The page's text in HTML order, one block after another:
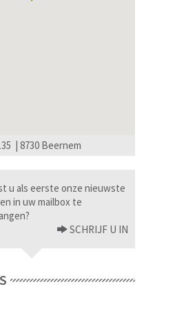
| 8730 Beernem
u als eerste onze nieuwste
in uw mailbox te
SCHRIJF U IN